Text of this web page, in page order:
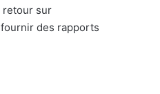
retour sur
des rapports